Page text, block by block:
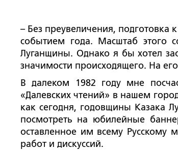
– Без преувеличения,
событием года. Масштаб этого
Луганщины. Однако я бы хотел
значимости происходящего. На
В далеком 1982 году мне
«Далевских чтений» в нашем
как сегодня, годовщины Казака
посмотреть на юбилейные
оставленное им всему Русскому
работ и дискуссий.